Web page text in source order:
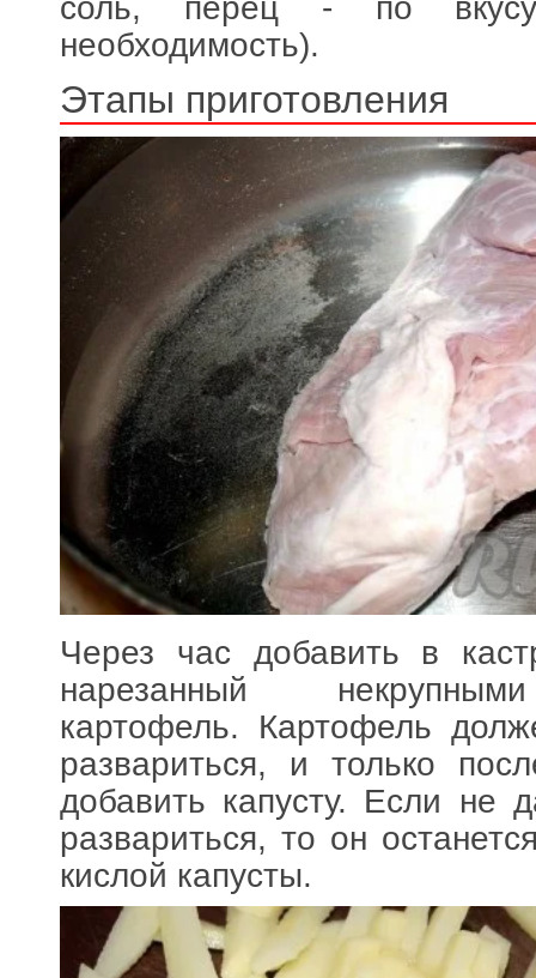
соль, перец - по
необходимость).
Этапы приготовления
Через час добавить в
нарезанный
картофель. Картофель
развариться, и только
добавить капусту. Если не
развариться, то он
кислой капусты.